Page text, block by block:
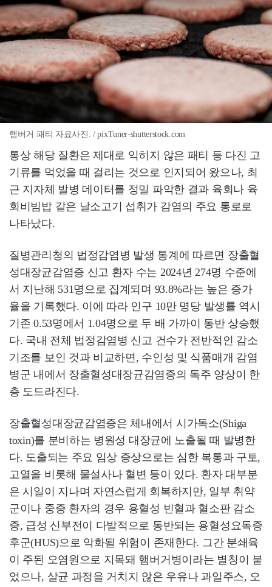
햄버거 패티 자료사진. / pixTuner-shutterstock.com
통상 해당 질환은 제대로 익히지 않은 패티 등 다진 고
기류를 먹었을 때 걸리는 것으로 인지되어 왔으나, 최
근 지자체 발병 데이터를 정밀 파악한 결과 육회나 육
회비빔밥 같은 날소고기 섭취가 감염의 주요 통로로
나타났다.
질병관리청의 법정감염병 발생 통계에 따르면 장출혈
성대장균감염증 신고 환자 수는 2024년 274명 수준에
서 지난해 531명으로 집계되며 93.8%라는 높은 증가
율을 기록했다. 이에 따라 인구 10만 명당 발생률 역시
기존 0.53명에서 1.04명으로 두 배 가까이 동반 상승했
다. 국내 전체 법정감염병 신고 건수가 전반적인 감소
기조를 보인 것과 비교하면, 수인성 및 식품매개 감염
병군 내에서 장출혈성대장균감염증의 독주 양상이 한
층 도드라진다.
장출혈성대장균감염증은 체내에서 시가독소(Shiga
toxin)를 분비하는 병원성 대장균에 노출될 때 발병한
다. 도출되는 주요 임상 증상으로는 심한 복통과 구토,
고열을 비롯해 물설사나 혈변 등이 있다. 환자 대부분
은 시일이 지나며 자연스럽게 회복하지만, 일부 취약
군이나 중증 환자의 경우 용혈성 빈혈과 혈소판 감소
증, 급성 신부전이 다발적으로 동반되는 용혈성요독증
후군(HUS)으로 악화될 위험이 존재한다. 그간 분쇄육
이 주된 오염원으로 지목돼 햄버거병이라는 별칭이 붙
었으나, 살균 과정을 거치지 않은 우유나 과일주스, 오